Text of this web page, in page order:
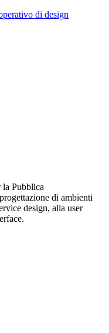
di design
la Pubblica
di ambienti
design, alla user